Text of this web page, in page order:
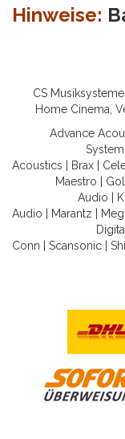
Hinweise:
CS
Home Cinema,
Advance
System
Acoustics
Brax
Maestro
Audio
Audio
Marantz
Digital
Conn
Scansonic